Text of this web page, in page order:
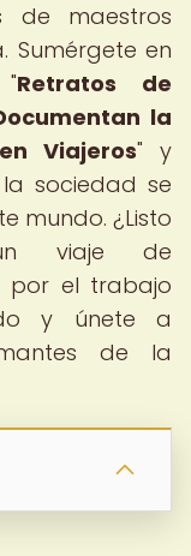
de maestros
Sumérgete en
Retratos de
la
Viajeros" y
sociedad se
mundo. ¿Listo
viaje de
por el trabajo
y únete a
de la